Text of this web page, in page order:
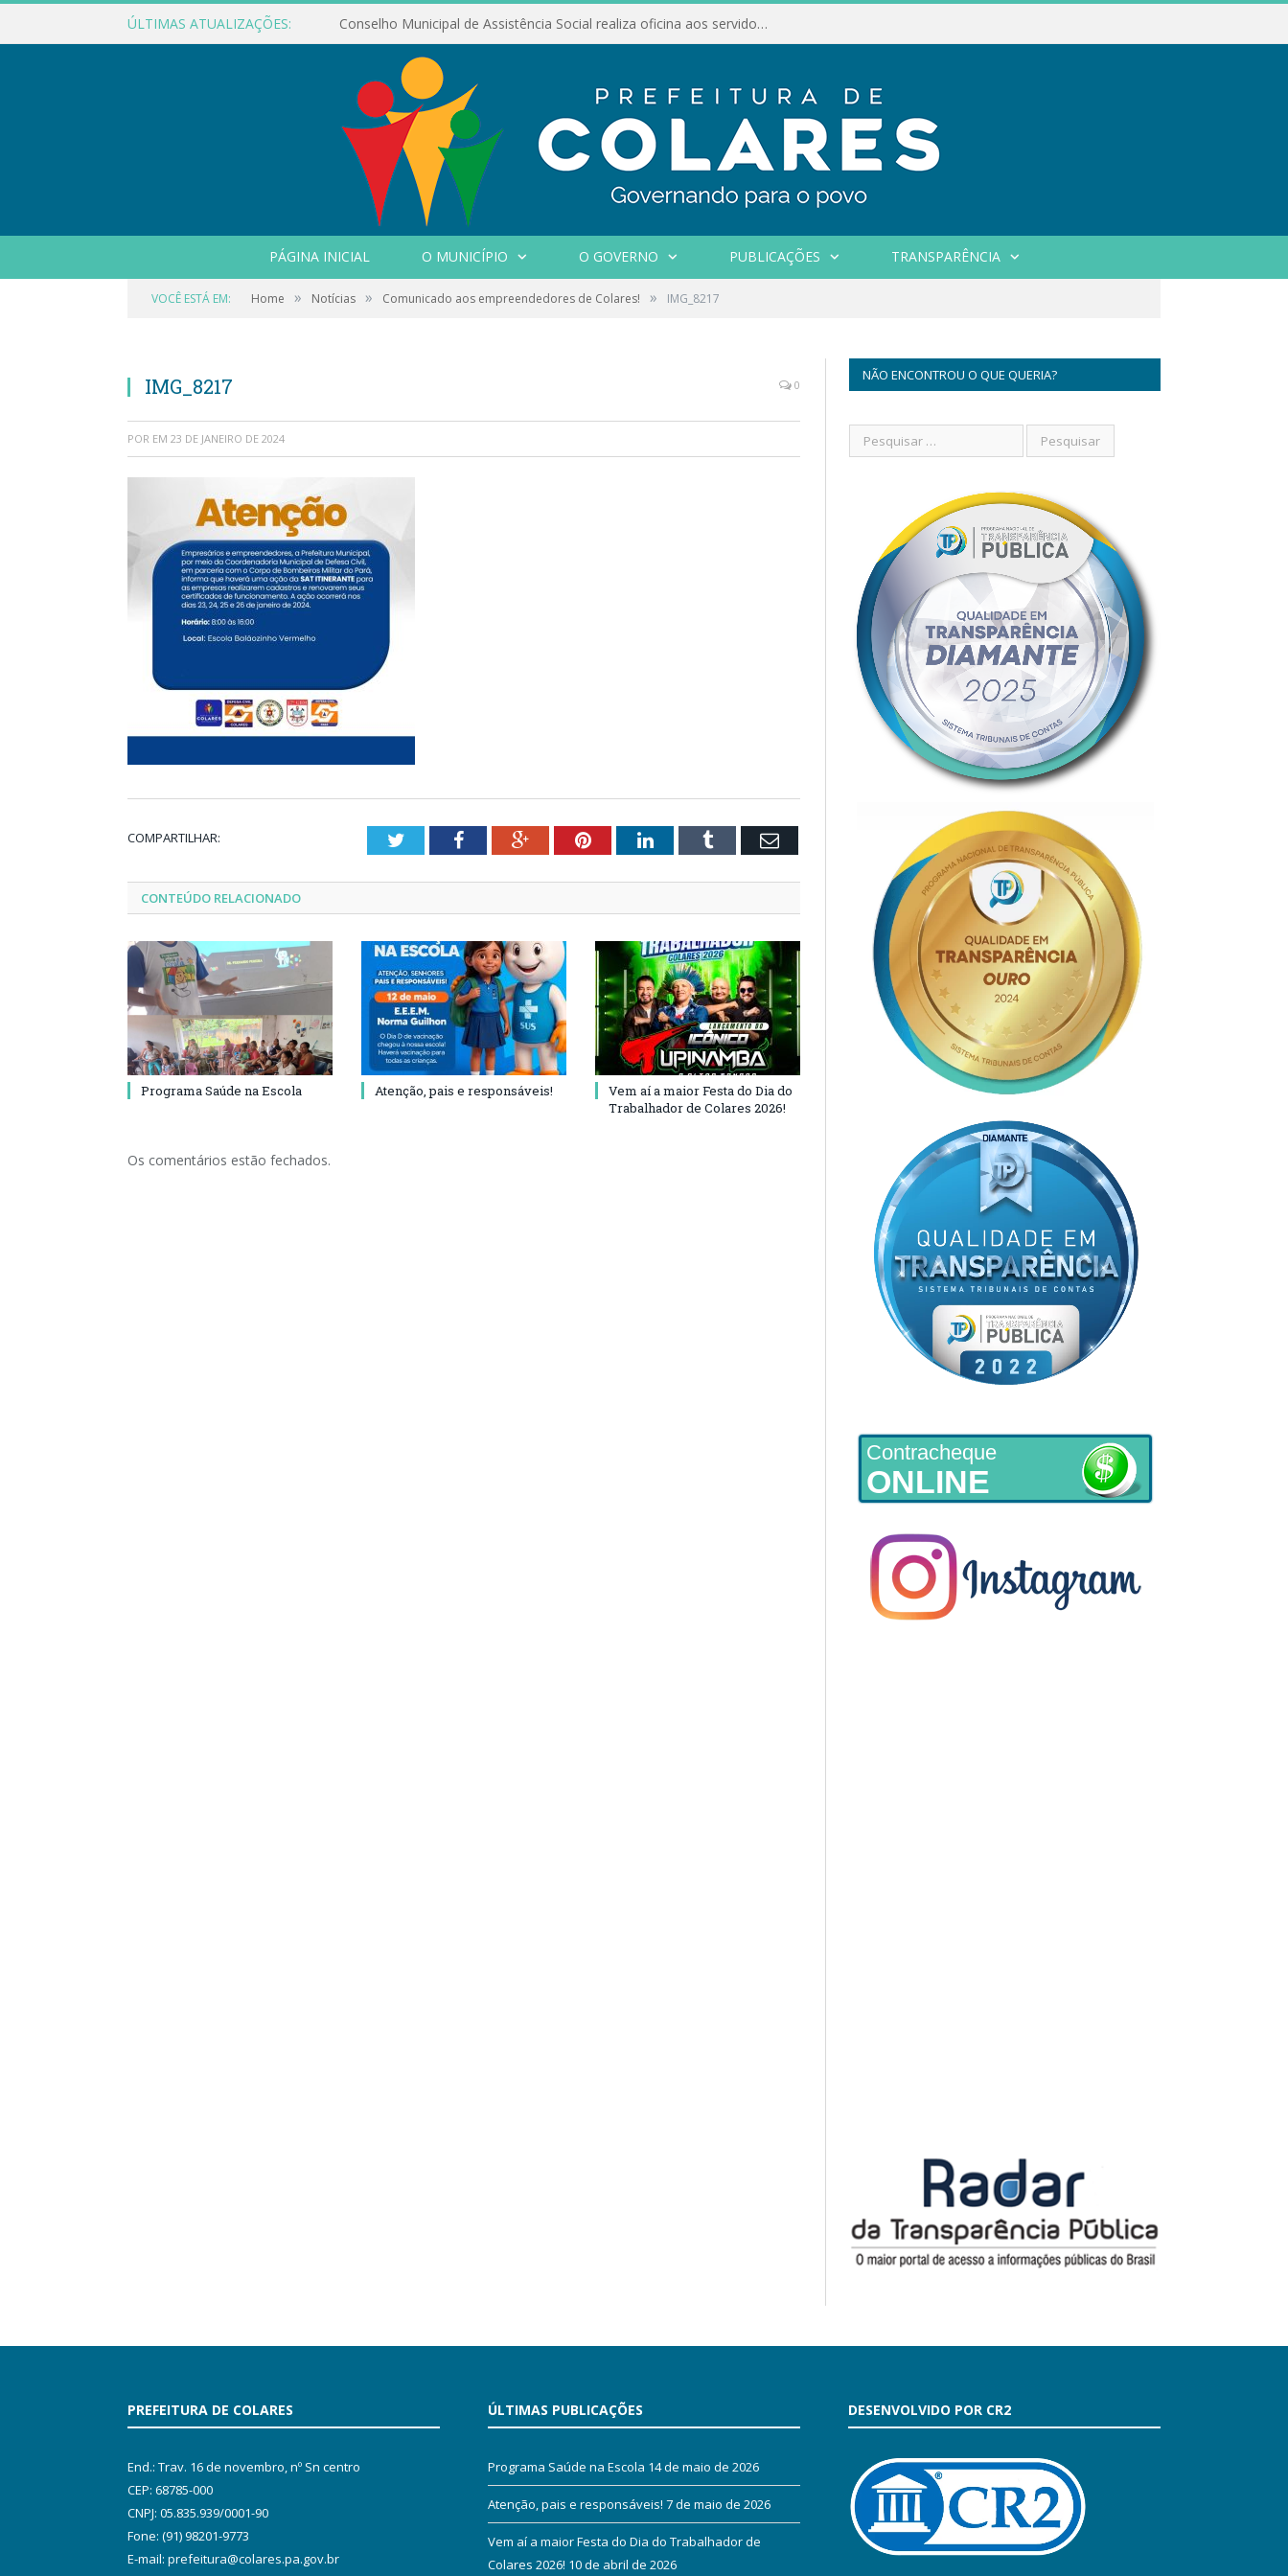
ÚLTIMAS ATUALIZAÇÕES: Conselho Municipal de Assistência Social realiza oficina aos servidores
PÁGINA INICIAL O MUNICÍPIO O GOVERNO PUBLICAÇÕES TRANSPARÊNCIA
VOCÊ ESTÁ EM: Home » Notícias » Comunicado aos empreendedores de Colares! » IMG_8217
IMG_8217 0
POR EM 23 DE JANEIRO DE 2024
COMPARTILHAR: TwitterFacebookGoogle+PinterestLinkedInTumblr Email
CONTEÚDO RELACIONADO
Programa Saúde na Escola Atenção, pais e responsáveis!
Vem aí a maior Festa do Dia do
Trabalhador de Colares 2026!
Os comentários estão fechados.
NÃO ENCONTROU O QUE QUERIA?
Contracheque
ONLINE
PREFEITURA DE COLARES
End.: Trav. 16 de novembro, nº Sn centro
CEP: 68785-000
CNPJ: 05.835.939/0001-90
Fone: (91) 98201-9773
E-mail: prefeitura@colares.pa.gov.br
ÚLTIMAS PUBLICAÇÕES
Programa Saúde na Escola 14 de maio de 2026
Atenção, pais e responsáveis! 7 de maio de 2026
Vem aí a maior Festa do Dia do Trabalhador de
Colares 2026! 10 de abril de 2026
DESENVOLVIDO POR CR2